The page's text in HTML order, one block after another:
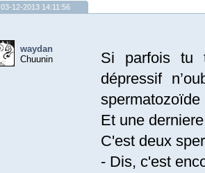
03-12-2013 14:11:56
waydan
Chuunin
Si parfois tu
dépressif
Et une
C'est deux
- Dis, c'est